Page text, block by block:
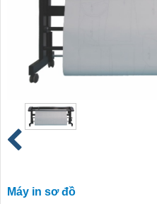
Máy in sơ đồ